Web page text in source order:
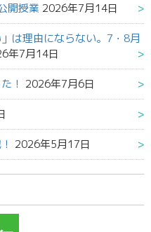
開授業 2026年7月14日
は理由にならない。7・8月
年7月14日
！ 2026年7月6日
2026年5月17日